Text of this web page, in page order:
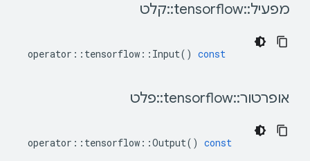
מפעיל::
tensorflow
::קלט
operator :: tensorflow :: Input() const
אופרטור::
tensorflow
::פלט
operator :: tensorflow ::Output() const